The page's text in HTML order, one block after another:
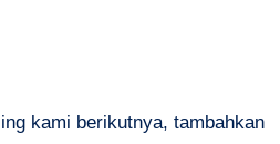
kami berikutnya, tambahkan